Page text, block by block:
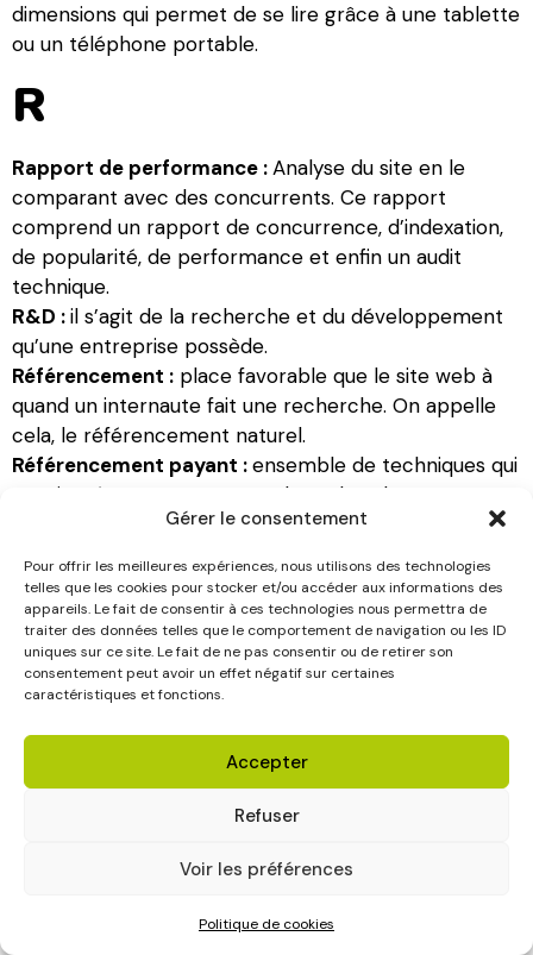
Gérer le consentement
Pour offrir les meilleures expériences, nous utilisons des technologies
telles que les cookies pour stocker et/ou accéder aux informations des
appareils. Le fait de consentir à ces technologies nous permettra de
traiter des données telles que le comportement de navigation ou les ID
uniques sur ce site. Le fait de ne pas consentir ou de retirer son
consentement peut avoir un effet négatif sur certaines
caractéristiques et fonctions.
Accepter
Refuser
Voir les préférences
Politique de cookies
dimensions qui permet de se lire grâce à une tablette
ou un téléphone portable.
R
Rapport de performance :Analyse du site en le
comparant avec des concurrents. Ce rapport
comprend un rapport de concurrence, d’indexation,
de popularité, de performance et enfin un audit
technique.
R&D :il s’agit de la recherche et du développement
qu’une entreprise possède.
Référencement : place favorable que le site web à
quand un internaute fait une recherche. On appelle
cela, le référencement naturel.
Référencement payant :ensemble de techniques qui
consiste à payer un moteur de recherche pour que
notre site soit dans les premiers résultats de
Réseau :assemblage d’ordinateurs connectés entre
eux pour ensuite communiquer des informations.
Résolution :elle définit l’image et la qualité de celle-
ci à travers les pixels. Plus il y en a, meilleure sera la
qualité de celle-ci.
Responsive designouResponsive :ensemble des
techniques qui permettent à un site d’être adaptable
à toutes les interfaces que l’internaute utilise, ex :